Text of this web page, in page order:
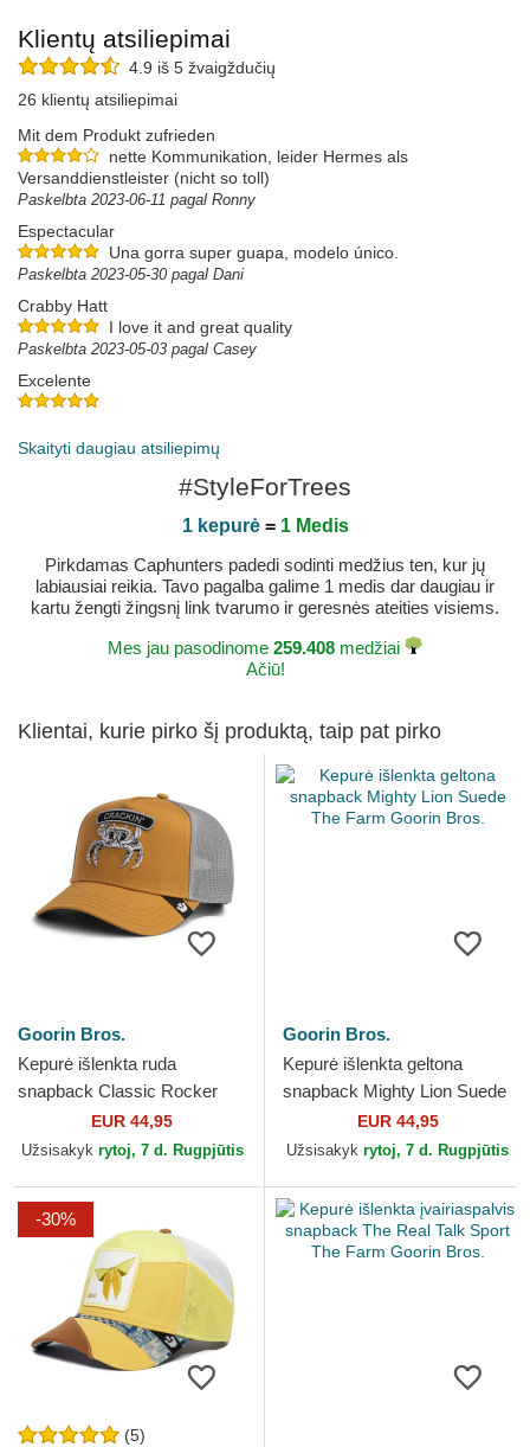
Klientų atsiliepimai
4.9 iš 5 žvaigždučių
26 klientų atsiliepimai
Mit dem Produkt zufrieden
nette Kommunikation, leider Hermes als
Versanddienstleister (nicht so toll)
Paskelbta 2023-06-11 pagal Ronny
Espectacular
Una gorra super guapa, modelo único.
Paskelbta 2023-05-30 pagal Dani
Crabby Hatt
I love it and great quality
Paskelbta 2023-05-03 pagal Casey
Excelente
Skaityti daugiau atsiliepimų
#StyleForTrees
1 kepurė= 1 Medis
Pirkdamas Caphunters padedi sodinti medžius ten, kur jų
labiausiai reikia. Tavo pagalba galime 1 medis dar daugiau ir
kartu žengti žingsnį link tvarumo ir geresnės ateities visiems.
Mes jau pasodinome 259.408 medžiai
Ačiū!
Klientai, kurie pirko šį produktą, taip pat pirko
Goorin Bros.
Kepurė išlenkta ruda
snapback Classic Rocker
Crackin' The Farm Goorin
Bros.
EUR 44,95
Užsisakyk rytoj, 7 d. Rugpjūtis
Goorin Bros.
Kepurė išlenkta geltona
snapback Mighty Lion Suede
The Farm Goorin Bros.
EUR 44,95
Užsisakyk rytoj, 7 d. Rugpjūtis
-30%
(5)